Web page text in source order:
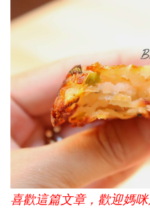
喜歡這篇文章，歡迎媽